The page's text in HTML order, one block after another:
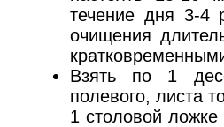
течение дня 3-
очищения
Взять по 1
полевого, листа
1 столовой